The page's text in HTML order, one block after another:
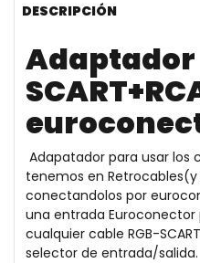
DESCRIPCIÓN
Adaptador
Adapatador para usar los
tenemos en
conectandolos por
una entrada
cualquier cable RGB-
selector de entrada/salida.